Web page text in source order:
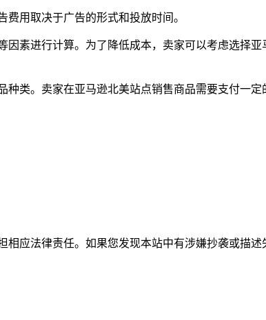
用取决于广告的形式和投放时间。
素进行计算。为了降低成本，卖家可以考虑选择亚
类。卖家在亚马逊北美站点销售商品需要支付一
应法律责任。如果您发现本站中有涉嫌抄袭或描述